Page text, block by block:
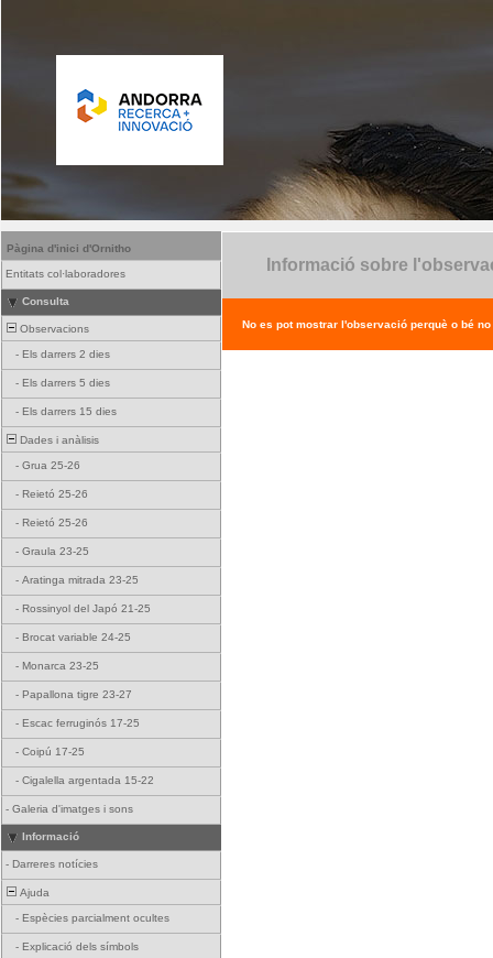
Pàgina d'inici d'Ornitho
Entitats col·laboradores
Consulta
Observacions
- Els darrers 2 dies
- Els darrers 5 dies
- Els darrers 15 dies
Dades i anàlisis
- Grua 25-26
- Reietó 25-26
- Reietó 25-26
- Graula 23-25
- Aratinga mitrada 23-25
- Rossinyol del Japó 21-25
- Brocat variable 24-25
- Monarca 23-25
- Papallona tigre 23-27
- Escac ferruginós 17-25
- Coipú 17-25
- Cigalella argentada 15-22
- Galeria d'imatges i sons
Informació
- Darreres notícies
Ajuda
- Espècies parcialment ocultes
- Explicació dels símbols
Informació sobre
No es pot mostrar l'observació perquè o bé